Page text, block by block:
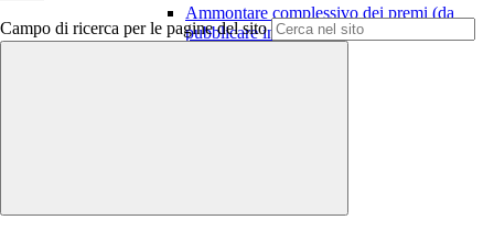
Campo di ricerca per le pagine del sito
Ammontare complessivo dei premi (da
pubblicare in tabelle) 1